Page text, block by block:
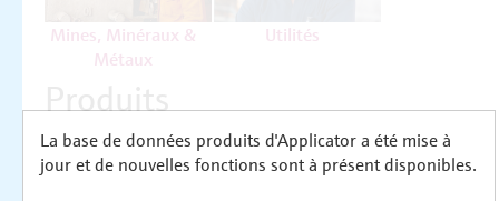
La base de données produits d'Applicator a été mise à
jour et de nouvelles fonctions sont à présent disponibles.
Mines, Minéraux &
Métaux
Utilités
Produits
Sélectionnez ou dimensionnez par type de
mesure